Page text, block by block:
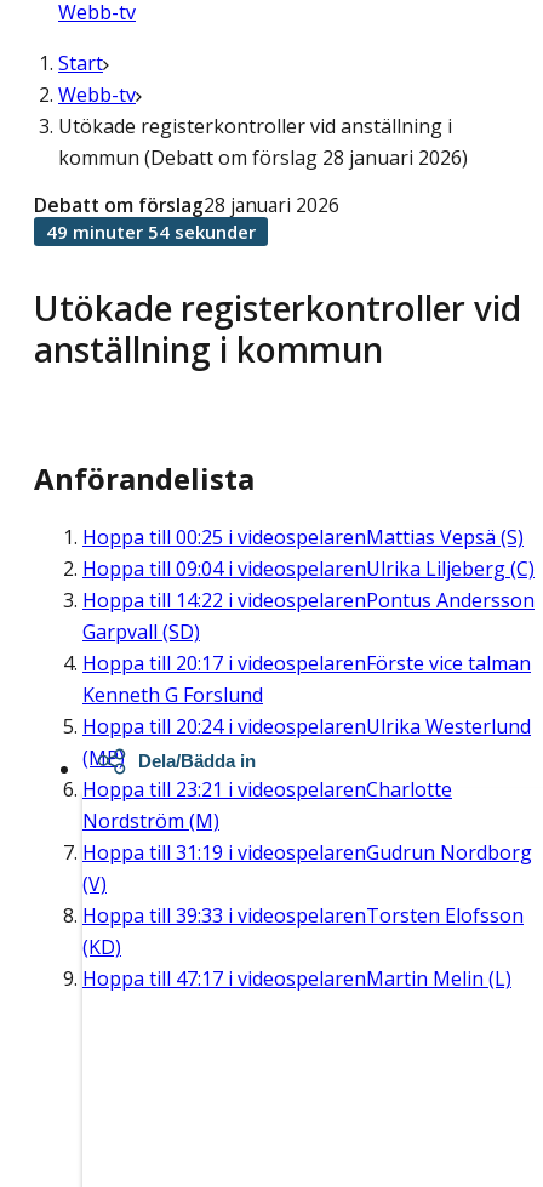
Webb-tv
Start
Webb-tv
Utökade registerkontroller vid anställning i
kommun (Debatt om förslag 28 januari 2026)
Utökade registerkontroller vid
anställning i kommun
Debatt om förslag28 januari 2026
49 minuter 54 sekunder
Anförandelista
Hoppa till 00:25 i videospelarenMattias Vepsä (S)
Hoppa till 09:04i videospelarenUlrika Liljeberg (C)
Hoppa till 14:22 i videospelarenPontus Andersson
Garpvall (SD)
Hoppa till 20:17 i videospelarenFörste vice talman
Kenneth G Forslund
Hoppa till 20:24i videospelarenUlrika Westerlund
(MP)
Hoppa till 23:21 i videospelarenCharlotte
Nordström (M)
Hoppa till 31:19 i videospelarenGudrun Nordborg
(V)
Hoppa till 39:33 i videospelarenTorsten Elofsson
(KD)
Hoppa till 47:17 i videospelarenMartin Melin (L)
Dela/Bädda in